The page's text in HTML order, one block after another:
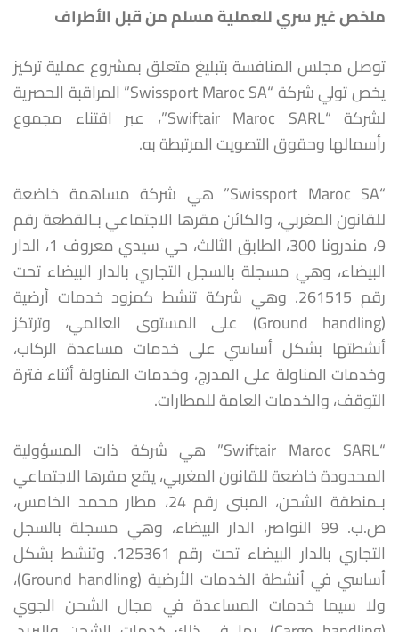
ملخص غير سري للعملية مسلم من قبل الأطراف
توصل مجلس المنافسة بتبليغ متعلق بمشروع عملية تركيز
يخص تولي شركة “Swissport Maroc SA” المراقبة الحصرية
لشركة “Swiftair Maroc SARL”، عبر اقتناء مجموع
رأسمالها وحقوق التصويت المرتبطة به.
“Swissport Maroc SA” هي شركة مساهمة خاضعة
للقانون المغربي، والكائن مقرها الاجتماعي بـالقطعة رقم
9، مندرونا 300، الطابق الثالث، حي سيدي معروف 1، الدار
البيضاء، وهي مسجلة بالسجل التجاري بالدار البيضاء تحت
رقم 261515. وهي شركة تنشط كمزود خدمات أرضية
(Ground handling) على المستوى العالمي، وترتكز
أنشطتها بشكل أساسي على خدمات مساعدة الركاب،
وخدمات المناولة على المدرج، وخدمات المناولة أثناء فترة
التوقف، والخدمات العامة للمطارات.
“Swiftair Maroc SARL” هي شركة ذات المسؤولية
المحدودة خاضعة للقانون المغربي، يقع مقرها الاجتماعي
بـمنطقة الشحن، المبنى رقم 24، مطار محمد الخامس،
ص.ب. 99 النواصر، الدار البيضاء، وهي مسجلة بالسجل
التجاري بالدار البيضاء تحت رقم 125361. وتنشط بشكل
أساسي في أنشطة الخدمات الأرضية (Ground handling)،
ولا سيما خدمات المساعدة في مجال الشحن الجوي